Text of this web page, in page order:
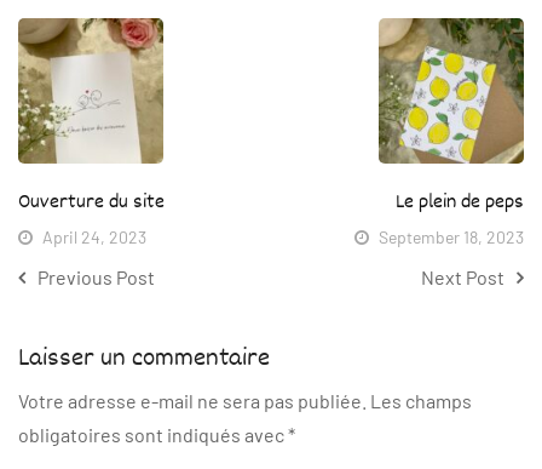
Ouverture du site
April 24, 2023
Previous Post
Le plein de peps
September 18, 2023
Next Post
Laisser un commentaire
Votre adresse e-mail ne sera pas publiée. Les champs
obligatoires sont indiqués avec*